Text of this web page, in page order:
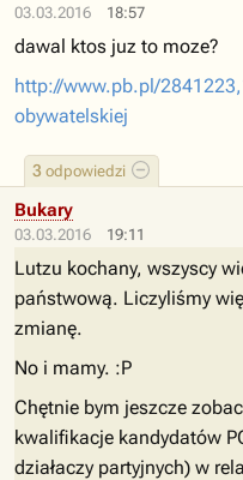
03.03.2016 18:57
3 odpowiedzi
dawal ktos juz to moze?
http://www.pb.pl/
obywatelskiej
03.03.2016 19:11
Bukary
Lutzu kochany, wszyscy
państwową. Liczyliśmy
zmianę.
No i mamy. :P
Chętnie bym jeszcze
kwalifikacje kandydatów
działaczy partyjnych) w